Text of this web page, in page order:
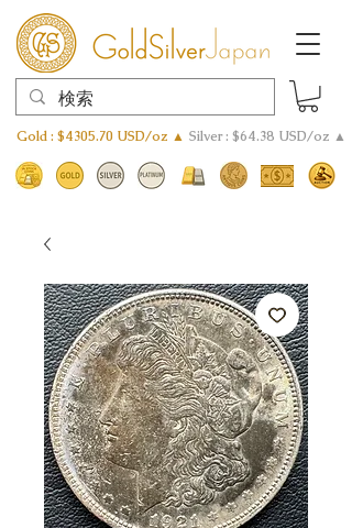
Gold : $4305.70 USD/oz ▲ Silver : $64.38 USD/oz ▲